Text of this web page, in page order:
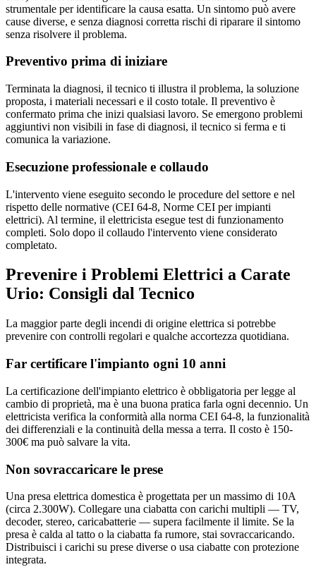
strumentale per identificare la causa esatta. Un sintomo può avere
cause diverse, e senza diagnosi corretta rischi di riparare il sintomo
senza risolvere il problema.
Preventivo prima di iniziare
Terminata la diagnosi, il tecnico ti illustra il problema, la soluzione
proposta, i materiali necessari e il costo totale. Il preventivo è
confermato prima che inizi qualsiasi lavoro. Se emergono problemi
aggiuntivi non visibili in fase di diagnosi, il tecnico si ferma e ti
comunica la variazione.
Esecuzione professionale e collaudo
L'intervento viene eseguito secondo le procedure del settore e nel
rispetto delle normative (CEI 64-8, Norme CEI per impianti
elettrici). Al termine, il elettricista esegue test di funzionamento
completi. Solo dopo il collaudo l'intervento viene considerato
completato.
Prevenire i Problemi Elettrici a Carate
Urio: Consigli dal Tecnico
La maggior parte degli incendi di origine elettrica si potrebbe
prevenire con controlli regolari e qualche accortezza quotidiana.
Far certificare l'impianto ogni 10 anni
La certificazione dell'impianto elettrico è obbligatoria per legge al
cambio di proprietà, ma è una buona pratica farla ogni decennio. Un
elettricista verifica la conformità alla norma CEI 64-8, la funzionalità
dei differenziali e la continuità della messa a terra. Il costo è 150-
300€ ma può salvare la vita.
Non sovraccaricare le prese
Una presa elettrica domestica è progettata per un massimo di 10A
(circa 2.300W). Collegare una ciabatta con carichi multipli — TV,
decoder, stereo, caricabatterie — supera facilmente il limite. Se la
presa è calda al tatto o la ciabatta fa rumore, stai sovraccaricando.
Distribuisci i carichi su prese diverse o usa ciabatte con protezione
integrata.